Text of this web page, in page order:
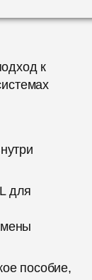
к
для
пособие,